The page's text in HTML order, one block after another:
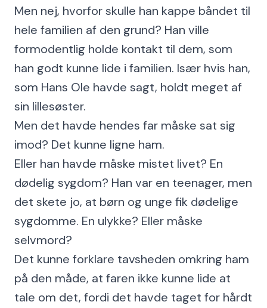
Men nej, hvorfor skulle han kappe båndet til
hele familien af den grund? Han ville
formodentlig holde kontakt til dem, som
han godt kunne lide i familien. Især hvis han,
som Hans Ole havde sagt, holdt meget af
sin lillesøster.
Men det havde hendes far måske sat sig
imod? Det kunne ligne ham.
Eller han havde måske mistet livet? En
dødelig sygdom? Han var en teenager, men
det skete jo, at børn og unge fik dødelige
sygdomme. En ulykke? Eller måske
selvmord?
Det kunne forklare tavsheden omkring ham
på den måde, at faren ikke kunne lide at
tale om det, fordi det havde taget for hårdt